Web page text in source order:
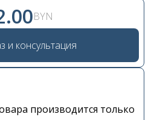
BYN
и консультация
производится только
15 80